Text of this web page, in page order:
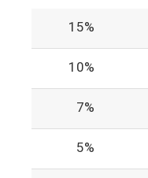
15%
10%
7%
5%